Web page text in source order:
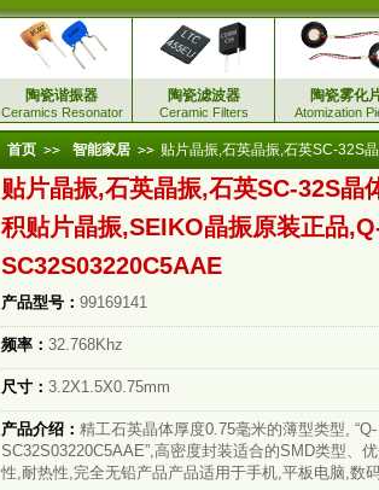
陶瓷谐振器
Ceramics Resonator
陶瓷滤波器
Ceramic Filters
陶瓷雾化
Atomization
首页 智能家居 贴片晶振,石英晶振,石英SC-32S
贴片晶振,石英晶振,石英SC-32S晶
积贴片晶振,SEIKO晶振原装正品
SC32S03220C5AAE
产品型号： 99169141
频率： 32.768Khz
尺寸： 3.2X1.5X0.75mm
产品介绍： 精工石英晶体厚度0.75毫米的薄型类型, “Q-
SC32S03220C5AAE”,高密度封装适合的SMD类型、
性,耐热性,完全无铅产品产品适用于手机,平板电脑,数